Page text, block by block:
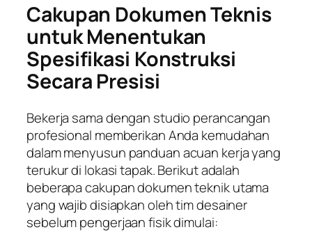
Cakupan Dokumen Teknis
untuk Menentukan
Spesifikasi Konstruksi
Secara Presisi
Bekerja sama dengan studio perancangan
profesional memberikan Anda kemudahan
dalam menyusun panduan acuan kerja yang
terukur di lokasi tapak. Berikut adalah
beberapa cakupan dokumen teknik utama
yang wajib disiapkan oleh tim desainer
sebelum pengerjaan fisik dimulai: